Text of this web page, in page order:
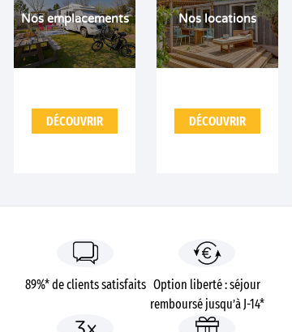
Nos emplacements
DÉCOUVRIR
Nos locations
DÉCOUVRIR
89%* de clients satisfaits Option liberté : séjour
remboursé jusqu’à J-14*